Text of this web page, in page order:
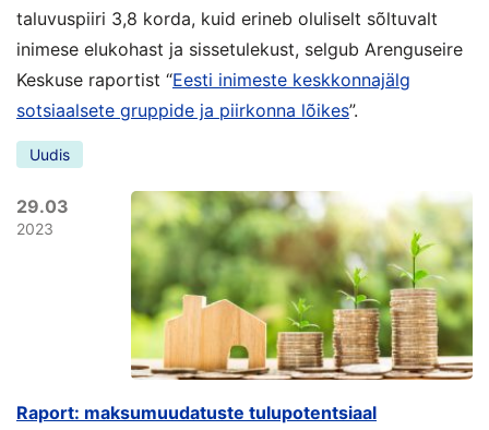
taluvuspiiri 3,8 korda, kuid erineb oluliselt sõltuvalt
inimese elukohast ja sissetulekust, selgub Arenguseire
Keskuse raportist “Eesti inimeste keskkonnajälg
sotsiaalsete gruppide ja piirkonna lõikes”.
Uudis
29.03
2023
Raport: maksumuudatuste tulupotentsiaal